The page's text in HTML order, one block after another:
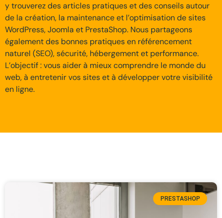
y trouverez des articles pratiques et des conseils autour
de la création, la maintenance et l’optimisation de sites
WordPress, Joomla et PrestaShop. Nous partageons
également des bonnes pratiques en référencement
naturel (SEO), sécurité, hébergement et performance.
L’objectif : vous aider à mieux comprendre le monde du
web, à entretenir vos sites et à développer votre visibilité
en ligne.
PRESTASHOP